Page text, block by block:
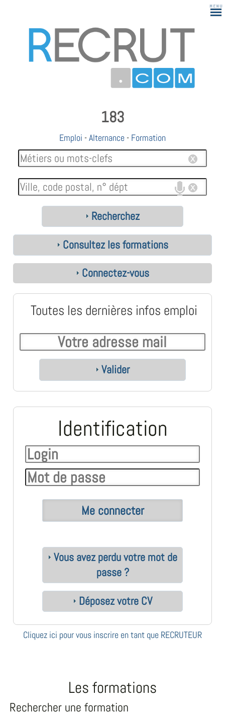
183
Emploi -Alternance - Formation
Recherchez
Consultez les formations
Connectez-vous
Toutes les dernières infos emploi
Valider
Identification
Vous avez perdu votre mot de
passe ?
Déposez votre CV
Cliquez ici pour vous inscrire en tant que RECRUTEUR
Les formations
Rechercher une formation